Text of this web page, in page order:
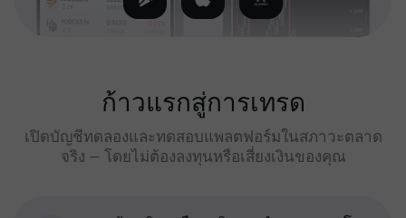
ก้าวแรกสู่การเทรด
เปิดบัญชีทดลองและทดสอบแพลตฟอร์มในสภาวะตลาด
จริง — โดยไม่ต้องลงทุนหรือเสี่ยงเงินของคุณ